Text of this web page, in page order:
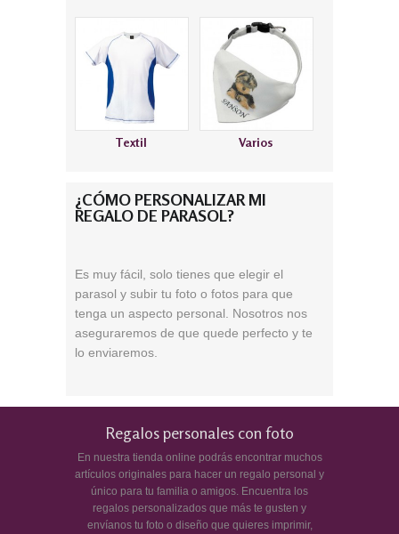
Textil Varios
¿CÓMO PERSONALIZAR MI
REGALO DE PARASOL?
Es muy fácil, solo tienes que elegir el
parasol y subir tu foto o fotos para que
tenga un aspecto personal. Nosotros nos
aseguraremos de que quede perfecto y te
lo enviaremos.
Regalos personales con foto
En nuestra tienda online podrás encontrar muchos
artículos originales para hacer un regalo personal y
único para tu familia o amigos. Encuentra los
regalos personalizados que más te gusten y
envíanos tu foto o diseño que quieres imprimir,